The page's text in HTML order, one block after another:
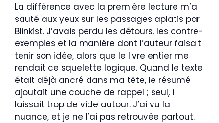
La différence avec la première lecture m’a
sauté aux yeux sur les passages aplatis par
Blinkist. J’avais perdu les détours, les contre-
exemples et la manière dont l’auteur faisait
tenir son idée, alors que le livre entier me
rendait ce squelette logique. Quand le texte
était déjà ancré dans ma tête, le résumé
ajoutait une couche de rappel ; seul, il
laissait trop de vide autour. J’ai vu la
nuance, et je ne l’ai pas retrouvée partout.